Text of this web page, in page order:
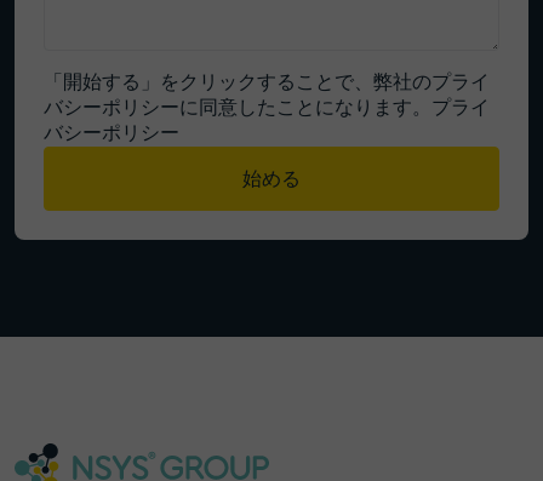
「開始する」をクリックすることで、弊社のプライ
バシーポリシーに同意したことになります。 プライ
バシーポリシー
始める